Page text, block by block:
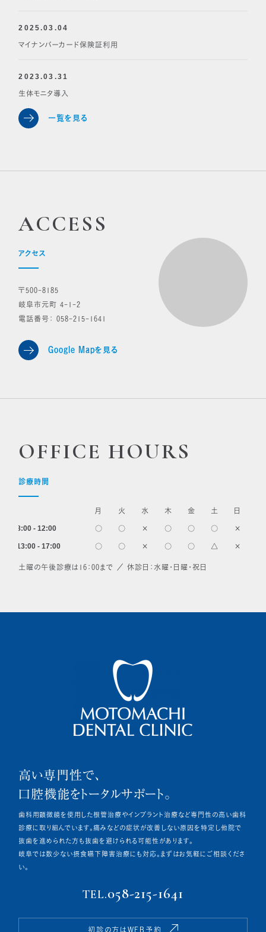
2025.03.04
マイナンバーカード保険証利用
2023.03.31
生体モニタ導入
一覧を見る
ACCESS
アクセス
〒500-8185
岐阜市元町 4-1-2
電話番号：058-215-1641
Google Mapを見る
OFFICE HOURS
診療時間
月 火 水 木 金 土 日
8:00 - 12:00 ○ ○ × ○ ○ ○ ×
13:00 - 17:00 ○ ○ × ○ ○ △ ×
土曜の午後診療は16：00まで ／ 休診日：水曜・日曜・祝日
高い専門性で、
口腔機能をトータルサポート。
歯科用顕微鏡を使用した根管治療やインプラント治療など専門性の高い歯科
診療に取り組んでいます。痛みなどの症状が改善しない原因を特定し他院で
抜歯を進められた方も抜歯を避けられる可能性があります。
岐阜では数少ない摂食嚥下障害治療にも対応。まずはお気軽にご相談くださ
い。
TEL.058-215-1641
初診の方はWEB予約